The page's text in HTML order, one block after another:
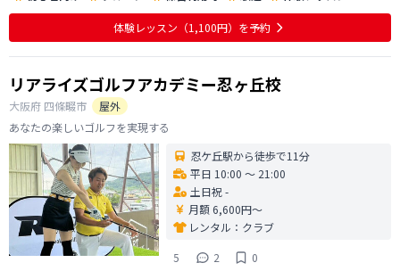
体験レッスン （1,100円） を予約
リアライズゴルフアカデミー忍ヶ丘校
大阪府 四條畷市
屋外
あなたの楽しいゴルフを実現する
忍ケ丘駅から徒歩で11分
平日 10:00 〜 21:00
土日祝 -
月額 6,600円〜
レンタル： クラブ
5
2 0